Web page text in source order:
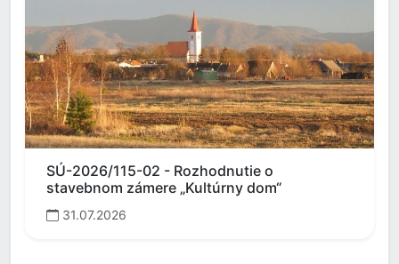
SÚ-2026/115-02 - Rozhodnutie o
stavebnom zámere „Kultúrny dom“
31.07.2026